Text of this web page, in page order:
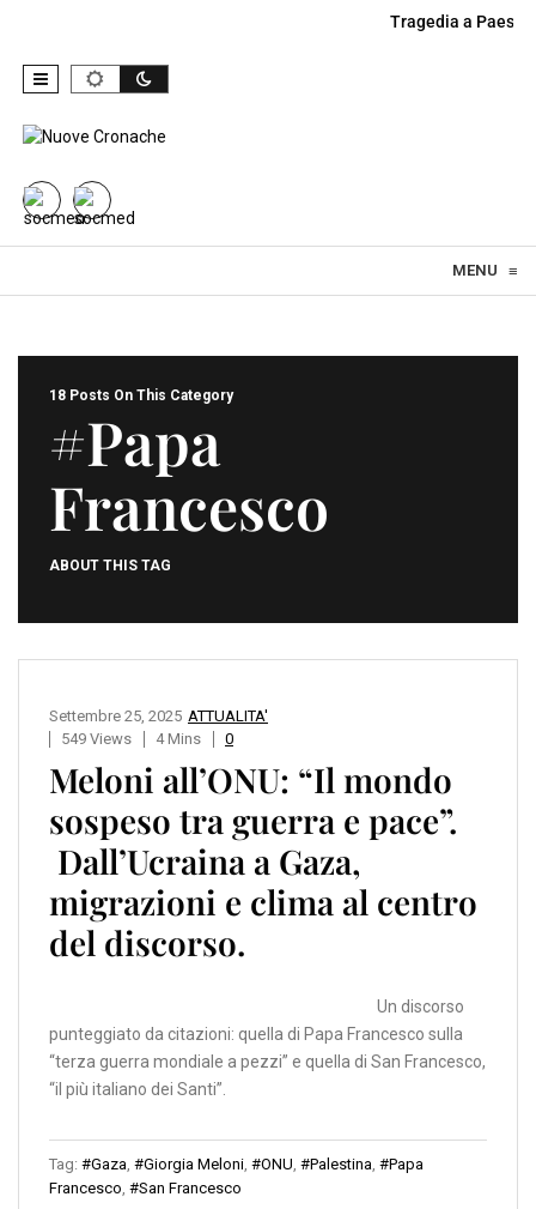
Tragedia a
MENU ≡
18 Posts On This Category
#Papa
Francesco
ABOUT THIS TAG
ATTUALITA'
Settembre 25, 2025
549 Views
4 Mins 0
Meloni all’ONU: “Il mondo
sospeso tra guerra e pace”.
Dall’Ucraina a Gaza,
migrazioni e clima al centro
del discorso.
Un discorso
punteggiato da citazioni: quella di Papa Francesco sulla
“terza guerra mondiale a pezzi” e quella di San Francesco,
“il più italiano dei Santi”.
Tag: #Gaza, #Giorgia Meloni, #ONU, #Palestina, #Papa
Francesco, #San Francesco